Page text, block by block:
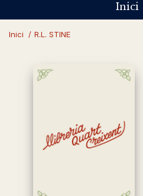
Inici
Inici / R.L. STINE